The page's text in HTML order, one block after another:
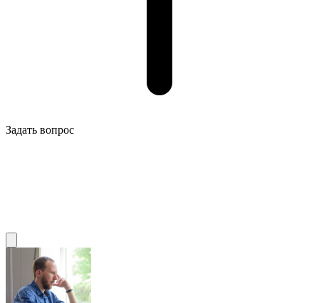
Задать вопрос